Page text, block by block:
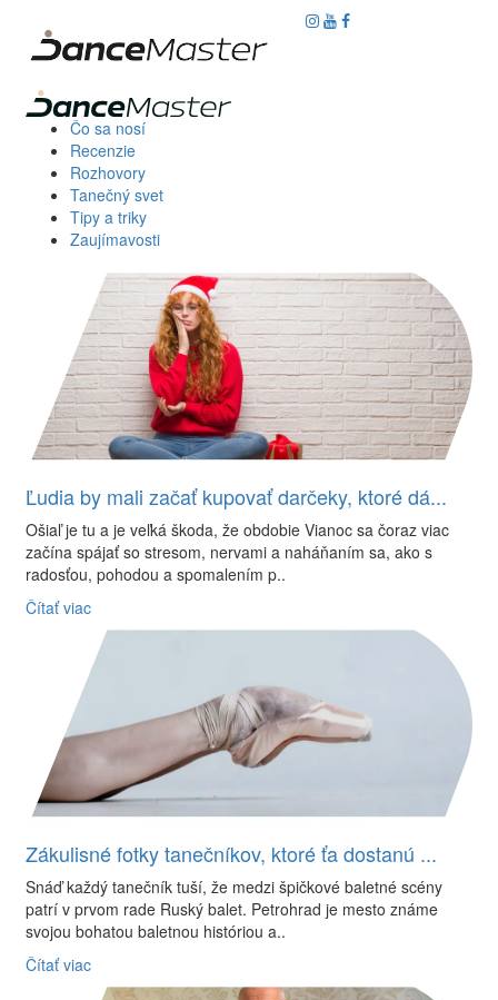
Čo sa nosí
Recenzie
Rozhovory
Tanečný svet
Tipy a triky
Zaujímavosti
Ľudia by mali začať kupovať darčeky, ktoré dá...
Ošiaľ je tu a je veľká škoda, že obdobie Vianoc sa čoraz viac
začína spájať so stresom, nervami a naháňaním sa, ako s
radosťou, pohodou a spomalením p..
Čítať viac
Zákulisné fotky tanečníkov, ktoré ťa dostanú ...
Snáď každý tanečník tuší, že medzi špičkové baletné scény
patrí v prvom rade Ruský balet. Petrohrad je mesto známe
svojou bohatou baletnou históriou a..
Čítať viac